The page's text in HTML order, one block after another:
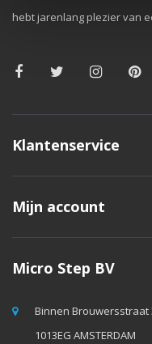
hebt jarenlang plezier van
Klantenservice
Mijn account
Micro Step BV
Binnen Brouwersstraat
1013EG AMSTERDAM